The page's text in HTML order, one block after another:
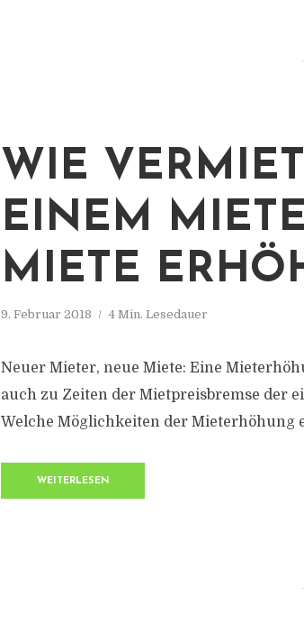
WIE
EINEM
MIETE
9. Februar 2018 4 Min. Lesedauer
Neuer Mieter, neue Miete: Eine
auch zu Zeiten der Mietpreisbremse der
Welche Möglichkeiten der Mieterhöhung
WEITERLESEN